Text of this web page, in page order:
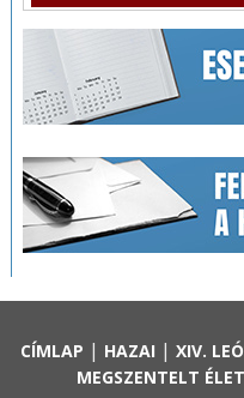
CÍMLAP | HAZAI | XIV.
MEGSZENTELT ÉLET